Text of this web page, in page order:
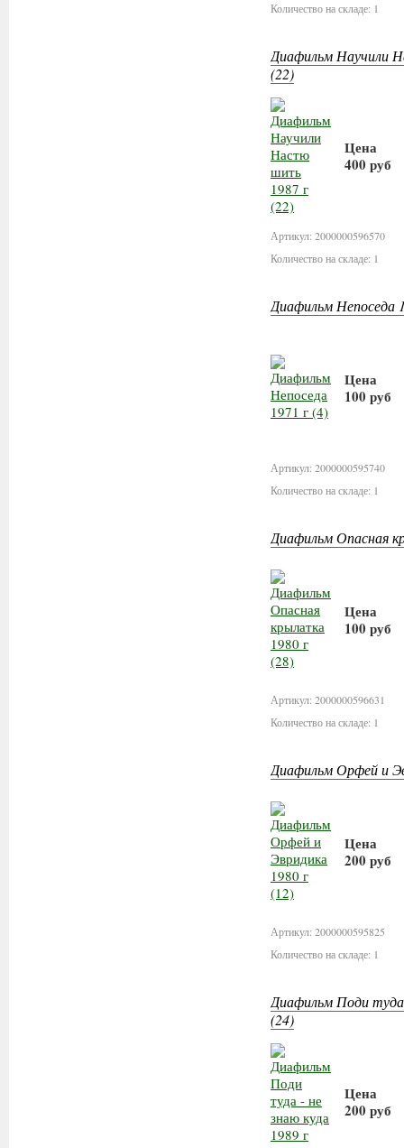
Количество на складе: 1
Диафильм Научили
(22)
Цена
400 руб
Артикул: 2000000596570
Количество на складе: 1
Диафильм Непоседа
Цена
100 руб
Артикул: 2000000595740
Количество на складе: 1
Диафильм Опасная
Цена
100 руб
Артикул: 2000000596631
Количество на складе: 1
Диафильм Орфей и
Цена
200 руб
Артикул: 2000000595825
Количество на складе: 1
Диафильм Поди туда
(24)
Цена
200 руб